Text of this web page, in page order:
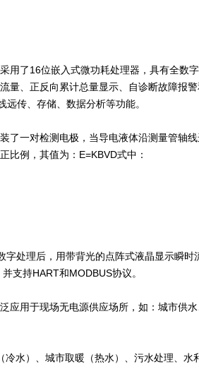
了16位嵌入式微功耗处理器，具有全数字
量、正反向累计总量显示、自诊断故障报
传、存储、数据分析等功能。
了一对检测电极，当导电液体沿测量管轴
比例，其值为：E=KBVD式中：
处理后，用带背光的点阵式液晶显示瞬时
支持HART和MODBUS协议。
应用于现场无电源供应场所，如：城市供
水）、城市取暖（热水）、污水处理、水